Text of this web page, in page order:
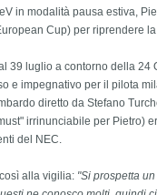
in modalità pausa estiva,
Cup) per riprendere
39 luglio a contorno della 24
e impegnativo per il pilota
diretto da Stefano
irrinunciabile per Pietro)
del NEC.
alla vigilia: "Si prospetta